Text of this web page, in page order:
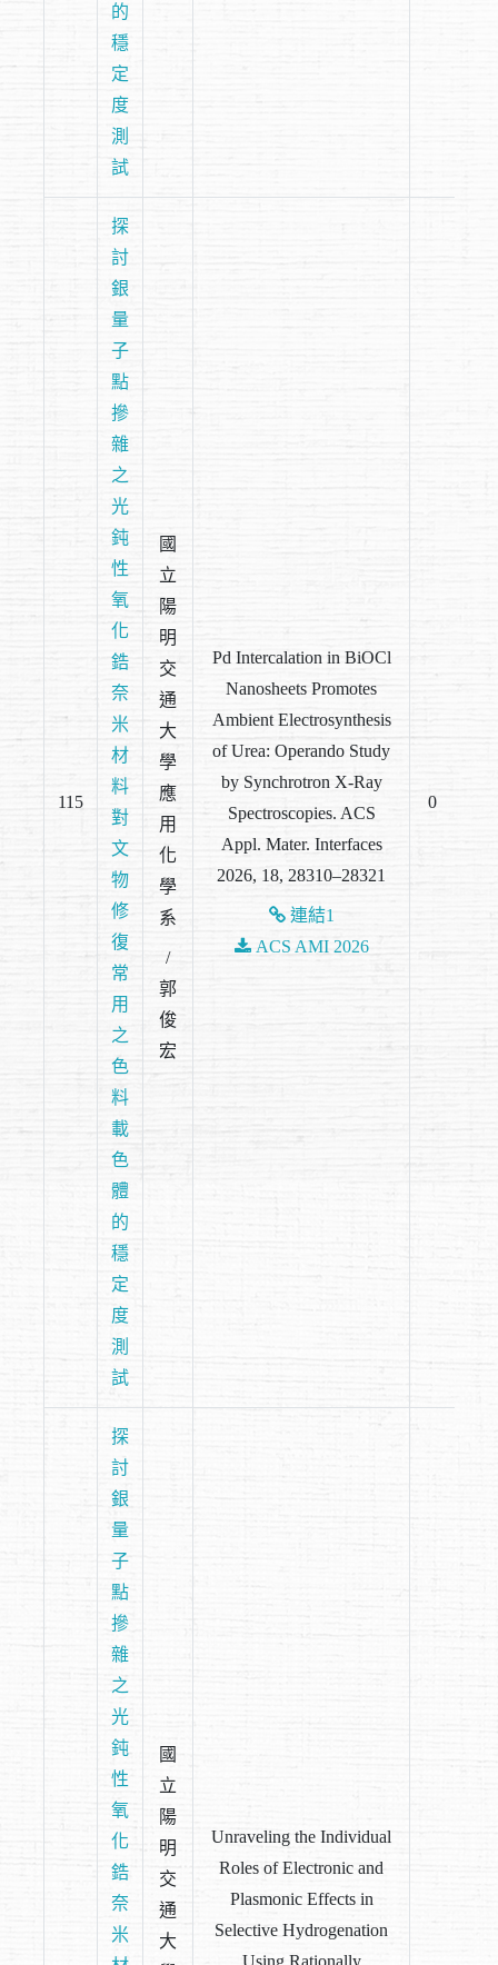
的
穩
定
度
測
試
115
探
討
銀
量
子
點
摻
雜
之
光
鈍
性
氧
化
鋯
奈
米
材
料
對
文
物
修
復
常
用
之
色
料
載
色
體
的
穩
定
度
測
試
國
立
陽
明
交
通
大
學
應
用
化
學
系
/
郭
俊
宏
Pd Intercalation in BiOCl
Nanosheets Promotes
Ambient Electrosynthesis
of Urea: Operando Study
by Synchrotron X-Ray
Spectroscopies. ACS
Appl. Mater. Interfaces
2026, 18, 28310–28321
連結1
ACS AMI 2026
0
探
討
銀
量
子
點
摻
雜
之
光
鈍
性
氧
化
鋯
奈
米
國
立
陽
明
交
通
大
Unraveling the Individual
Roles of Electronic and
Plasmonic Effects in
Selective Hydrogenation
Using Rationally